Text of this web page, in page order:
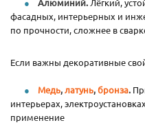
Алюминий. Лёгкий,
фасадных, интерьерных и
по прочности, сложнее в
Если важны декоративные
Медь,латунь,бронза.
интерьерах,
применение